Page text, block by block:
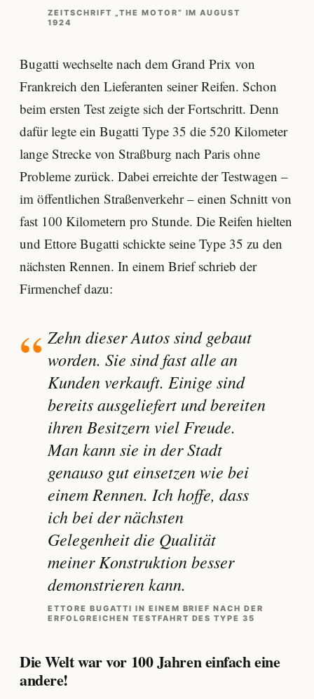
ZEITSCHRIFT „THE MOTOR“ IM AUGUST
1924
Bugatti wechselte nach dem Grand Prix von
Frankreich den Lieferanten seiner Reifen. Schon
beim ersten Test zeigte sich der Fortschritt. Denn
dafür legte ein Bugatti Type 35 die 520 Kilometer
lange Strecke von Straßburg nach Paris ohne
Probleme zurück. Dabei erreichte der Testwagen –
im öffentlichen Straßenverkehr – einen Schnitt von
fast 100 Kilometern pro Stunde. Die Reifen hielten
und Ettore Bugatti schickte seine Type 35 zu den
nächsten Rennen. In einem Brief schrieb der
Firmenchef dazu:
Zehn dieser Autos sind gebaut
worden. Sie sind fast alle an
Kunden verkauft. Einige sind
bereits ausgeliefert und bereiten
ihren Besitzern viel Freude.
Man kann sie in der Stadt
genauso gut einsetzen wie bei
einem Rennen. Ich hoffe, dass
ich bei der nächsten
Gelegenheit die Qualität
meiner Konstruktion besser
demonstrieren kann.
ETTORE BUGATTI IN EINEM BRIEF NACH DER
ERFOLGREICHEN TESTFAHRT DES TYPE 35
Die Welt war vor 100 Jahren einfach eine
andere!